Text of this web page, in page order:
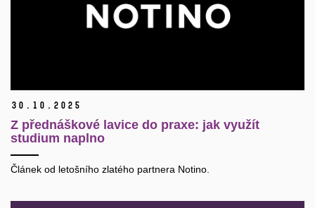
30. 10. 2025
Z přednáškové lavice do praxe: jak využít
studium naplno
Článek od letošního zlatého partnera Notino.